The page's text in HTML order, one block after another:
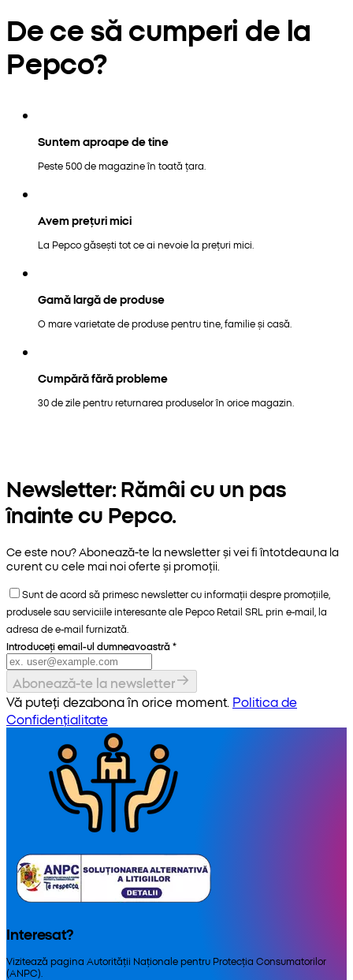
De ce să cumperi de la
Pepco?
Suntem aproape de tine
Peste 500 de magazine în toată țara.
Avem prețuri mici
La Pepco găsești tot ce ai nevoie la prețuri mici.
Gamă largă de produse
O mare varietate de produse pentru tine, familie și casă.
Cumpără fără probleme
30 de zile pentru returnarea produselor în orice magazin.
Newsletter: Rămâi cu un pas
înainte cu Pepco.
Ce este nou? Abonează-te la newsletter și vei fi întotdeauna la
curent cu cele mai noi oferte și promoții.
Sunt de acord să primesc newsletter cu informații despre promoțiile,
produsele sau serviciile interesante ale Pepco Retail SRL prin e-mail, la
adresa de e-mail furnizată.
Introduceți email-ul dumneavoastră *
Abonează-te la newsletter
Vă puteți dezabona în orice moment. Politica de
Confidențialitate
Interesat?
Vizitează pagina Autorității Naționale pentru Protecția Consumatorilor
(ANPC).